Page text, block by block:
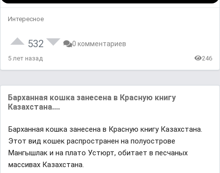
Интересное
532 0 комментариев
5 лет назад 246
Барханная кошка занесена в Красную книгу
Казахстана....
Барханная кошка занесена в Красную книгу Казахстана.
Этот вид кошек распространен на полуострове
Мангышлак и на плато Устюрт, обитает в песчаных
массивах Казахстана.